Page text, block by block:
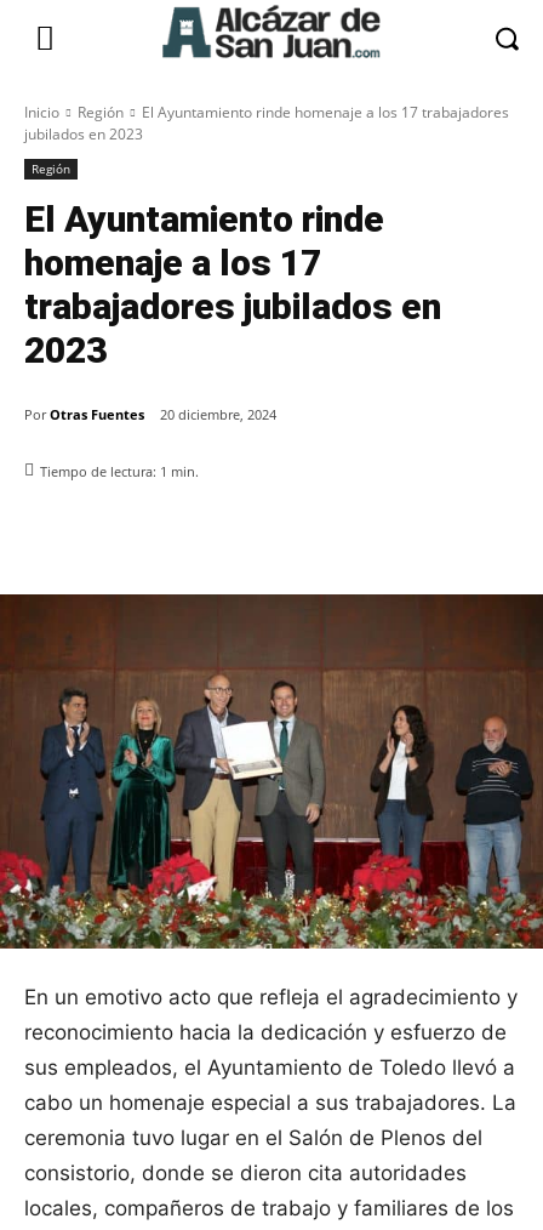
Inicio Región
El Ayuntamiento rinde homenaje a los 17 trabajadores
jubilados en 2023
Región
El Ayuntamiento rinde
homenaje a los 17
trabajadores jubilados en
2023
Por Otras Fuentes 20 diciembre, 2024
Tiempo de lectura: 1 min.
En un emotivo acto que refleja el agradecimiento y
reconocimiento hacia la dedicación y esfuerzo de
sus empleados, el Ayuntamiento de Toledo llevó a
cabo un homenaje especial a sus trabajadores. La
ceremonia tuvo lugar en el Salón de Plenos del
consistorio, donde se dieron cita autoridades
locales, compañeros de trabajo y familiares de los